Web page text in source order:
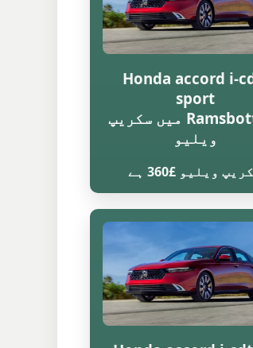
Honda accord i-
sport
Ramsbottom میں سکریپ
ویلیو
ویلیو £360 ہے